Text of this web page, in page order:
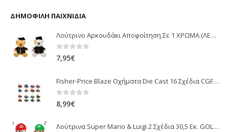
ΔΗΜΟΦΙΛΉ ΠΑΙΧΝΊΔΙΑ
Λούτρινο Αρκουδάκι Αποφοίτηση Σε 1 ΧΡΩΜΑ (ΛΕΥΚΟ)25Εκ 1850
0out of 5
7,95€
Fisher-Price Blaze Οχήματα Die Cast 16 Σχέδια CGF20
0 out of 5
8,99€
Λούτρινα Super Mario & Luigi 2 Σχέδια 30,5 Εκ. GOL13769